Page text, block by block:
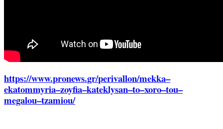
https://www.pronews.gr/perivallon/mekka–
ekatommyria–zoyfia–kateklysan–to–xoro–tou–
megalou–tzamiou/